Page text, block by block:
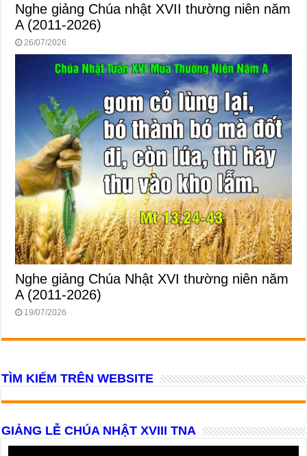
Nghe giảng Chúa nhật XVII thường niên năm
A (2011-2026)
26/07/2026
Nghe giảng Chúa Nhật XVI thường niên năm
A (2011-2026)
19/07/2026
TÌM KIẾM TRÊN WEBSITE
GIẢNG LỄ CHÚA NHẬT XVIII TNA